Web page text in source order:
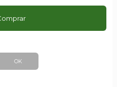
OK